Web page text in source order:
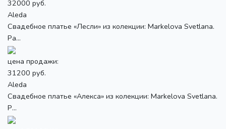
32000 руб.
Aleda
Свадебное платье «Лесли» из колекции: Markelova Svetlana.
Ра...
цена продажи:
31200 руб.
Aleda
Свадебное платье «Алекса» из колекции: Markelova Svetlana.
Р...